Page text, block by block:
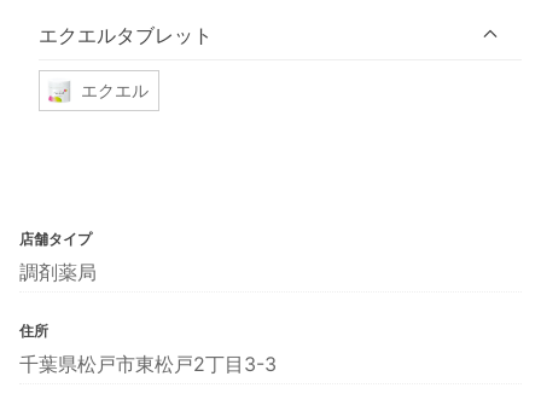
エクエルタブレット
エクエル
店舗タイプ
調剤薬局
住所
千葉県松戸市東松戸2丁目3-3